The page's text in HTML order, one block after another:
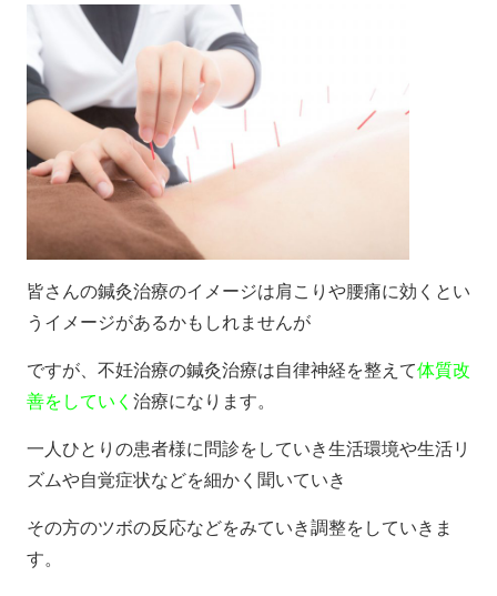
皆さんの鍼灸治療のイメージは肩こりや腰痛に効くとい
うイメージがあるかもしれませんが
ですが、不妊治療の鍼灸治療は自律神経を整えて体質改
善をしていく 治療になります。
一人ひとりの患者様に問診をしていき生活環境や生活リ
ズムや自覚症状などを細かく聞いていき
その方のツボの反応などをみていき調整をしていきま
す。